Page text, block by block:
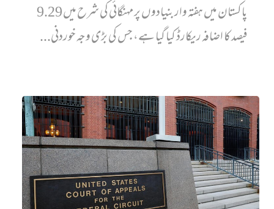
پاکستان میں ہفتہ وار بنیادوں پر مہنگائی کی شرح میں 9.29
فیصد کا اضافہ ریکارڈ کیا گیا ہے، جس کی بڑی وجہ خوردنی...